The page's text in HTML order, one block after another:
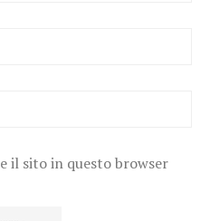
il sito in questo browser